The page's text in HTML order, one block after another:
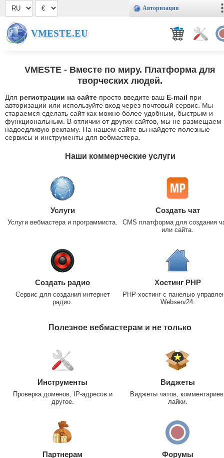
Авторизация
VMESTE.EU
VMESTE - Вместе по миру. Платформа для
творческих людей.
Для регистрации на сайте просто введите ваш E-mail при
авторизации или используйте вход через почтовый сервис. Мы
стараемся сделать сайт как можно более удобным, быстрым и
функциональным. В отличии от других сайтов, мы не размещаем
надоедливую рекламу. На нашем сайте вы найдете полезные
сервисы и инструменты для вебмастера.
Наши коммерческие услуги
Услуги
Услуги вебмастера и программиста.
Создать чат
CMS платформа для создания
или сайта.
Создать радио
Сервис для создания интернет
радио.
Хостинг PHP
PHP-хостинг с панелью
Webserv24.
Полезное вебмастерам и не только
Инструменты
Проверка доменов, IP-адресов и
другое.
Виджеты
Виджеты чатов,
лайки.
Партнерам Форумы